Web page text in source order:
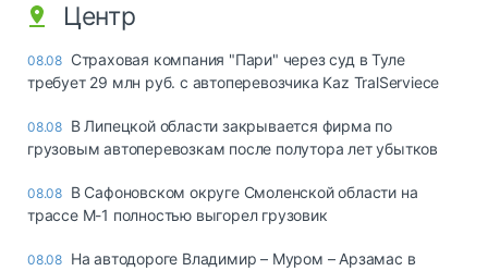
Центр
08.08 Страховая компания "Пари" через суд в Туле
требует 29 млн руб. с автоперевозчика Kaz TralServiece
08.08 В Липецкой области закрывается фирма по
грузовым автоперевозкам после полутора лет убытков
08.08 В Сафоновском округе Смоленской области на
трассе М-1 полностью выгорел грузовик
08.08 На автодороге Владимир – Муром – Арзамас в